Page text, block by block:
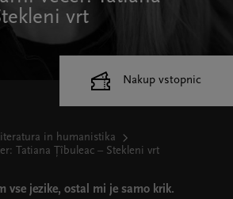
vrt
in humanistika
Tatiana Țîbuleac – Stekleni vrt
vse jezike, ostal mi je samo krik.
Nakup vstopnic